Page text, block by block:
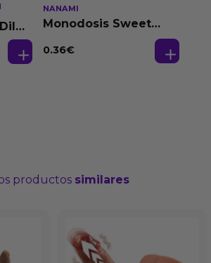
NANAMI
Monodosis Sweet
Base Agua 4 ml
0.36€
productos similares